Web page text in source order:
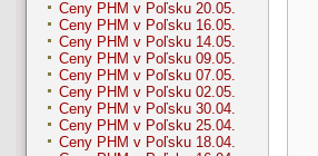
Ceny PHM v Poľsku 20.05.
Ceny PHM v Poľsku 16.05.
Ceny PHM v Poľsku 14.05.
Ceny PHM v Poľsku 09.05.
Ceny PHM v Poľsku 07.05.
Ceny PHM v Poľsku 02.05.
Ceny PHM v Poľsku 30.04.
Ceny PHM v Poľsku 25.04.
Ceny PHM v Poľsku 18.04.